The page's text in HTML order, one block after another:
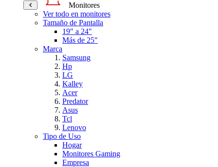
Monitores
Ver todo en monitores
Tamaño de Pantalla
19" a 24"
Más de 25"
Marca
Samsung
Hp
LG
Kalley
Acer
Predator
Asus
Tcl
Lenovo
Tipo de Uso
Hogar
Monitores Gaming
Empresa